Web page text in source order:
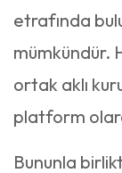
etrafında
mümkündür.
ortak aklı
platform
Bununla